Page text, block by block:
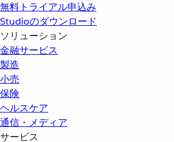
無料トライアル申込み
Studioのダウンロード
ソリューション
金融サービス
製造
小売
保険
ヘルスケア
通信・メディア
サービス